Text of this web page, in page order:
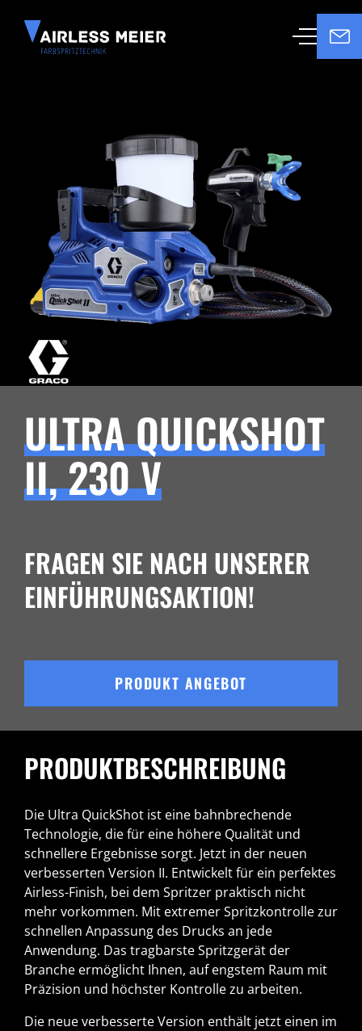
ULTRA QUICKSHOT
II, 230 V
FRAGEN SIE NACH UNSERER
EINFÜHRUNGSAKTION!
PRODUKT ANGEBOT
PRODUKTBESCHREIBUNG
Die Ultra QuickShot ist eine bahnbrechende
Technologie, die für eine höhere Qualität und
schnellere Ergebnisse sorgt. Jetzt in der neuen
verbesserten Version II. Entwickelt für ein perfektes
Airless-Finish, bei dem Spritzer praktisch nicht
mehr vorkommen. Mit extremer Spritzkontrolle zur
schnellen Anpassung des Drucks an jede
Anwendung. Das tragbarste Spritzgerät der
Branche ermöglicht Ihnen, auf engstem Raum mit
Präzision und höchster Kontrolle zu arbeiten.
Die neue verbesserte Version enthält jetzt einen im